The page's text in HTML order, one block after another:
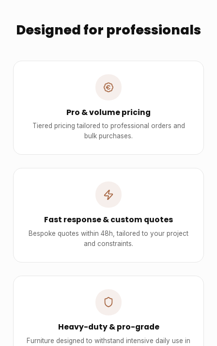
Designed for professionals
Pro & volume pricing
Tiered pricing tailored to professional orders and
bulk purchases.
Fast response & custom quotes
Bespoke quotes within 48h, tailored to your project
and constraints.
Heavy-duty & pro-grade
Furniture designed to withstand intensive daily use in